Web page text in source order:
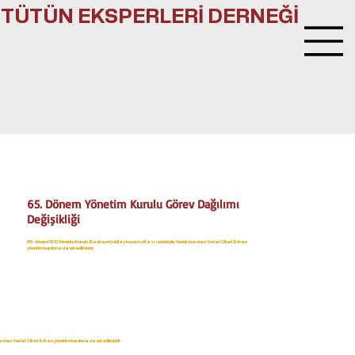
TÜTÜN EKSPERLERİ DERNEĞİ
65. Dönem Yönetim Kurulu Görev Dağılımı
Değişikliği
65. dönem TED Yönetim Kurulu Başkanı Kubilay koçun istifası sebebiyle, Yedek üye olan Vedat Cihat Erkan
yönetim kuruluna davet edilmiştir.
olan Vedat Cihat Erkan yönetim kuruluna davet edilmiştir.